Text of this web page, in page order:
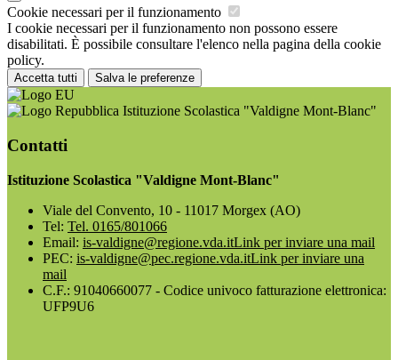
Cookie necessari per il funzionamento
I cookie necessari per il funzionamento non possono essere
disabilitati. È possibile consultare l'elenco nella pagina della cookie
policy.
Accetta tutti Salva le preferenze
Istituzione Scolastica "Valdigne Mont-Blanc"
Contatti
Istituzione Scolastica "Valdigne Mont-Blanc"
Viale del Convento, 10 - 11017 Morgex (AO)
Tel: Tel. 0165/801066
Email: is-valdigne@regione.vda.itLink per inviare una mail
PEC: is-valdigne@pec.regione.vda.itLink per inviare una
mail
C.F.: 91040660077 - Codice univoco fatturazione elettronica:
UFP9U6